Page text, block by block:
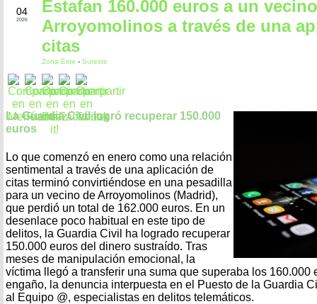
04
2026
Estafan 160.000 euros a un
Arroyomolinos a través de una
citas
Zona Este - Sureste
La Guardia Civil logró recuperar 150.000
euros
Lo que comenzó en enero como una relación
sentimental a través de una aplicación de
citas terminó convirtiéndose en una pesadilla
para un vecino de Arroyomolinos (Madrid),
que perdió un total de 162.000 euros. En un
desenlace poco habitual en este tipo de
delitos, la Guardia Civil ha logrado recuperar
150.000 euros del dinero sustraído. Tras
meses de manipulación emocional, la
víctima llegó a transferir una suma que superaba los 160.000
engaño, la denuncia interpuesta en el Puesto de la Guardia
al Equipo @, especialistas en delitos telemáticos.